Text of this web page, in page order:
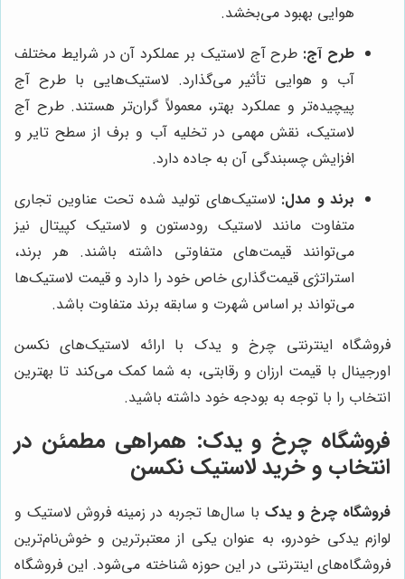
هوایی بهبود می‌بخشد.
طرح آج: طرح آج لاستیک بر عملکرد آن در شرایط مختلف
آب و هوایی تأثیر می‌گذارد. لاستیک‌هایی با طرح آج
پیچیده‌تر و عملکرد بهتر، معمولاً گران‌تر هستند. طرح آج
لاستیک، نقش مهمی در تخلیه آب و برف از سطح تایر و
افزایش چسبندگی آن به جاده دارد.
برند و مدل: لاستیک‌های تولید شده تحت عناوین تجاری
متفاوت مانند لاستیک رودستون و لاستیک کپیتال نیز
می‌توانند قیمت‌های متفاوتی داشته باشند. هر برند،
استراتژی قیمت‌گذاری خاص خود را دارد و قیمت لاستیک‌ها
می‌تواند بر اساس شهرت و سابقه برند متفاوت باشد.
فروشگاه اینترنتی چرخ و یدک با ارائه لاستیک‌های نکسن
اورجینال با قیمت ارزان و رقابتی، به شما کمک می‌کند تا بهترین
انتخاب را با توجه به بودجه خود داشته باشید.
فروشگاه چرخ و یدک: همراهی مطمئن در
انتخاب و خرید لاستیک نکسن
فروشگاه چرخ و یدکبا سال‌ها تجربه در زمینه فروش لاستیک و
لوازم یدکی خودرو، به عنوان یکی از معتبرترین و خوش‌نام‌ترین
فروشگاه‌های اینترنتی در این حوزه شناخته می‌شود. این فروشگاه